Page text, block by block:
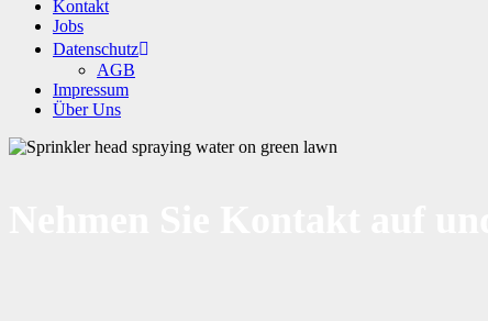
Kontakt
Jobs
Datenschutz
AGB
Impressum
Über Uns